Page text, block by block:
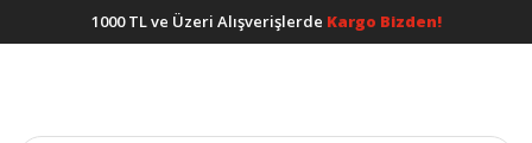
1000 TL ve Üzeri Alışverişlerde Kargo Bizden!